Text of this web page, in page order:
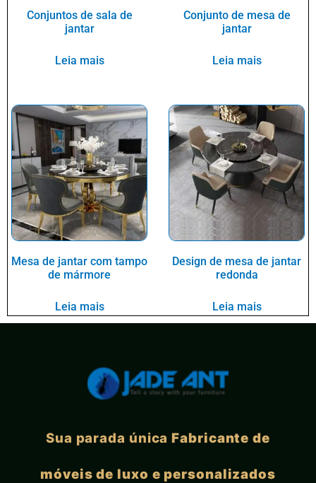
Conjuntos de sala de
jantar
Leia mais
Conjunto de mesa de
jantar
Leia mais
Mesa de jantar com tampo
de mármore
Leia mais
Design de mesa de jantar
redonda
Leia mais
Sua parada únicaFabricante de
móveis de luxo e personalizados